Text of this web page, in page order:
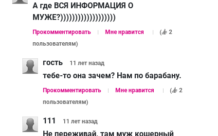
А где ВСЯ ИНФОРМАЦИЯ О
МУЖЕ?)))))))))))))))))))
Прокомментировать Мне нравится (
2
пользователям)
гость 11 лет назад
тебе-то она зачем? Нам по барабану.
Прокомментировать Мне нравится (
2
пользователям)
111 11 лет назад
Не переживай, там муж кошерный